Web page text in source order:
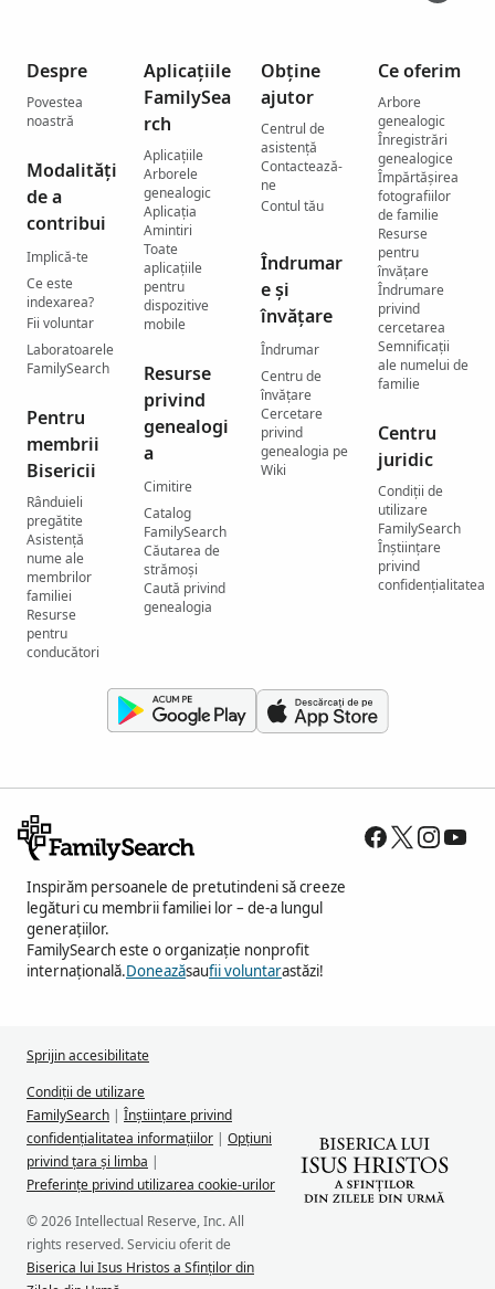
Despre
Povestea
noastră
Modalități
de a
contribui
Implică-te
Ce este
indexarea?
Fii voluntar
Laboratoarele
FamilySearch
Pentru
membrii
Bisericii
Rânduieli
pregătite
Asistență
nume ale
membrilor
familiei
Resurse
pentru
conducători
Aplicațiile
FamilySea
rch
Aplicațiile
Arborele
genealogic
Aplicația
Amintiri
Toate
aplicațiile
pentru
dispozitive
mobile
Resurse
privind
genealogi
a
Cimitire
Catalog
FamilySearch
Căutarea de
strămoși
Caută privind
genealogia
Obține
ajutor
Centrul de
asistenţă
Contactează-
ne
Contul tău
Îndrumar
e și
învățare
Îndrumar
Centru de
învățare
Cercetare
privind
genealogia pe
Wiki
Ce oferim
Arbore
genealogic
Înregistrări
genealogice
Împărtășirea
fotografiilor
de familie
Resurse
pentru
învățare
Îndrumare
privind
cercetarea
Semnificații
ale numelui de
familie
Centru
juridic
Condiții de
utilizare
FamilySearch
Înștiințare
privind
confidențialitatea
Inspirăm persoanele de pretutindeni să creeze
legături cu membrii familiei lor – de-a lungul
generațiilor.
FamilySearch este o organizație nonprofit
internațională.Doneazăsaufii voluntarastăzi!
Sprijin accesibilitate
Condiții de utilizare
FamilySearch | Înștiințare privind
confidențialitatea informațiilor | Opțiuni
privind țara și limba |
Preferințe privind utilizarea cookie-urilor
© 2026 Intellectual Reserve, Inc. All
rights reserved. Serviciu oferit de
Biserica lui Isus Hristos a Sfinților din